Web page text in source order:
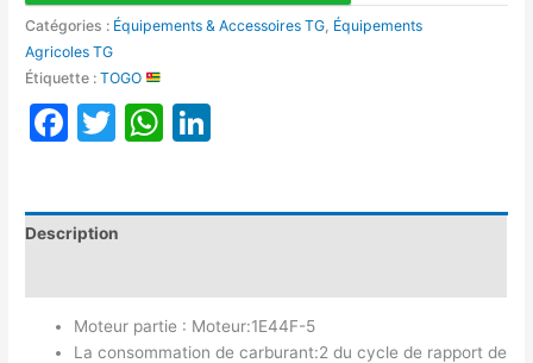
Catégories : Équipements & Accessoires TG Équipements
Agricoles TG
Étiquette :TOGO
Facebook
TwitterWhatsApp
Description
Moteur partie : Moteur:1E44F-5
La consommation de carburant:2 du cycle de rapport de